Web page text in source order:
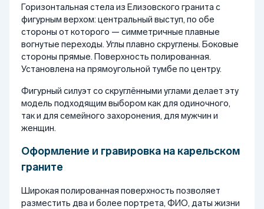
Горизонтальная стела из Елизовского гранита с
фигурным верхом: центральный выступ, по обе
стороны от которого — симметричные плавные
вогнутые переходы. Углы плавно скруглены. Боковые
стороны прямые. Поверхность полированная.
Установлена на прямоугольной тумбе по центру.
Фигурный силуэт со скруглёнными углами делает эту
модель подходящим выбором как для одиночного,
так и для семейного захоронения, для мужчин и
женщин.
Оформление и гравировка на карельском
граните
Широкая полированная поверхность позволяет
разместить два и более портрета, ФИО, даты жизни